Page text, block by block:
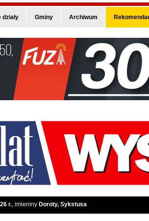
działy Gminy Archiwum
r., imieniny Doroty, Sykstusa